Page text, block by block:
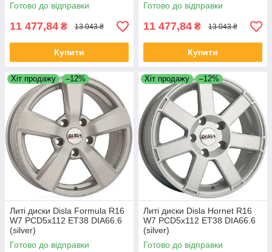
Готово до відправки
11 477,84 ₴ 13 043 ₴
Купити
Готово до відправки
11 477,84 ₴ 13 043 ₴
Купити
Хіт продажу –12%
Литі диски Disla Formula R16
W7 PCD5x112 ET38 DIA66.6
(silver)
Готово до відправки
Хіт продажу –12%
Литі диски Disla Hornet R16
W7 PCD5x112 ET38 DIA66.6
(silver)
Готово до відправки